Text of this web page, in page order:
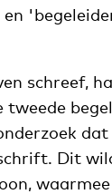
schreef,
Dit